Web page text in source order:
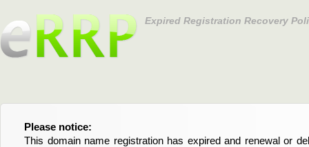
Expired Registration Recovery
Please notice:
This domain name registration has expired and renewal or
Bitte beachten Sie:
Diese Domainregistrierung ist abgelaufen und die